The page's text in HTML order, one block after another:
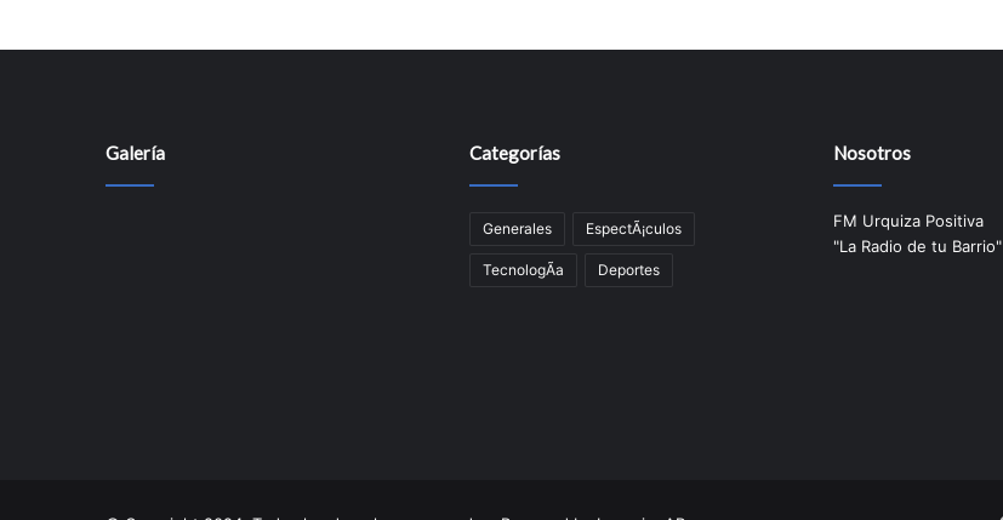
Galería Categorías
Generales EspectÃ¡culos
TecnologÃ­a Deportes
Nosotros
FM Urquiza Positiva
"La Radio de tu Barrio"